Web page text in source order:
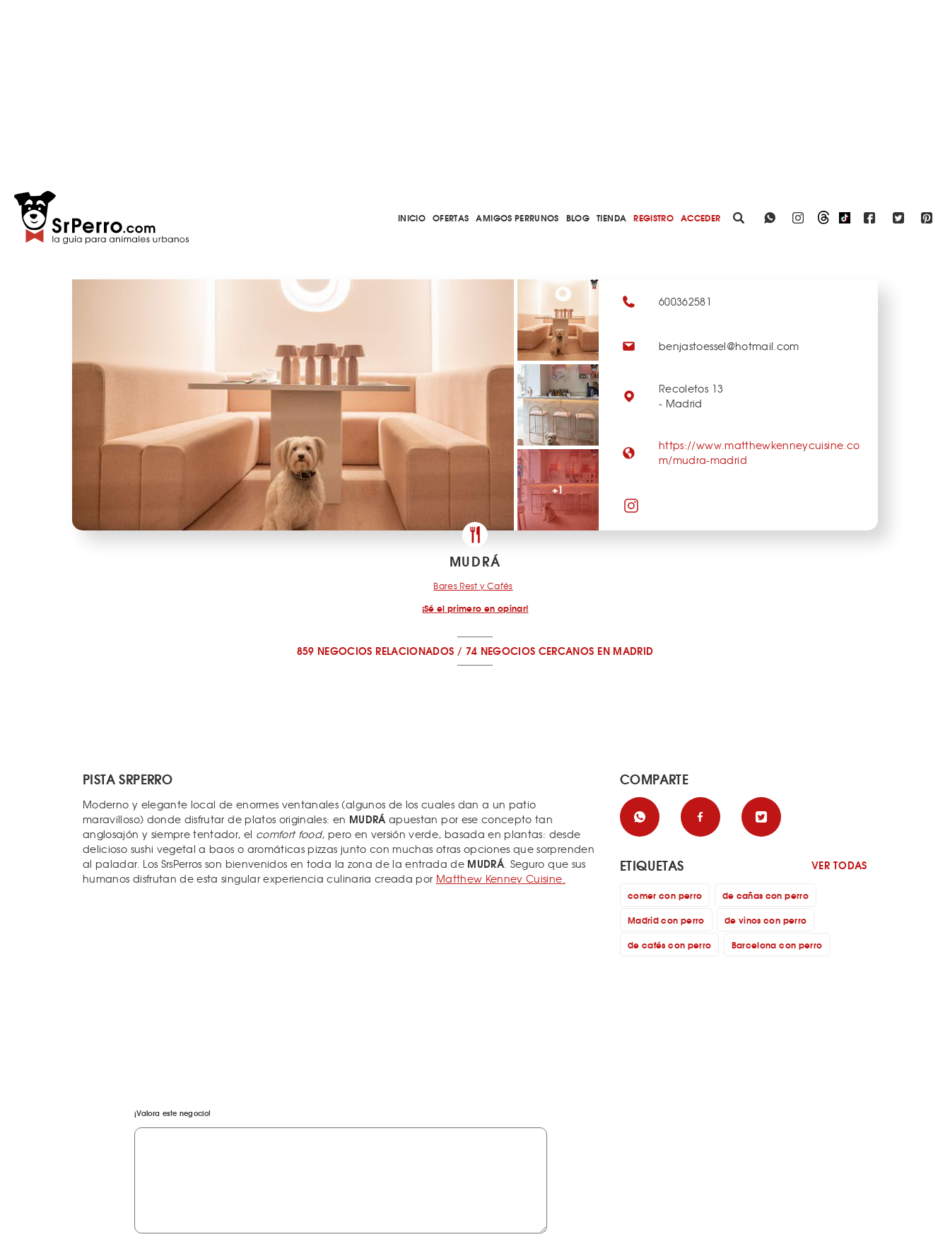
INICIO OFERTAS AMIGOS PERRUNOS BLOG TIENDA REGISTRO ACCEDER
+1
600362581
benjastoessel@hotmail.com
Recoletos 13
- Madrid
https://www.matthewkenneycuisine.co
m/mudra-madrid
MUDRÁ
Bares Rest y Cafés
¡Sé el primero en opinar!
859 NEGOCIOS RELACIONADOS / 74 NEGOCIOS CERCANOS EN MADRID
PISTA SRPERRO
Moderno y elegante local de enormes ventanales (algunos de los cuales dan a un patio
maravilloso) donde disfrutar de platos originales: en MUDRÁ apuestan por ese concepto tan
anglosajón y siempre tentador, el comfort food, pero en versión verde, basada en plantas: desde
delicioso sushi vegetal a baos o aromáticas pizzas junto con muchas otras opciones que sorprenden
al paladar. Los SrsPerros son bienvenidos en toda la zona de la entrada de MUDRÁ. Seguro que sus
humanos disfrutan de esta singular experiencia culinaria creada por Matthew Kenney Cuisine.
¡Valora este negocio!
COMPARTE
ETIQUETAS VER TODAS
comer con perro
de cañas con perro
Madrid con perro
de vinos con perro
de cafés con perro
Barcelona con perro